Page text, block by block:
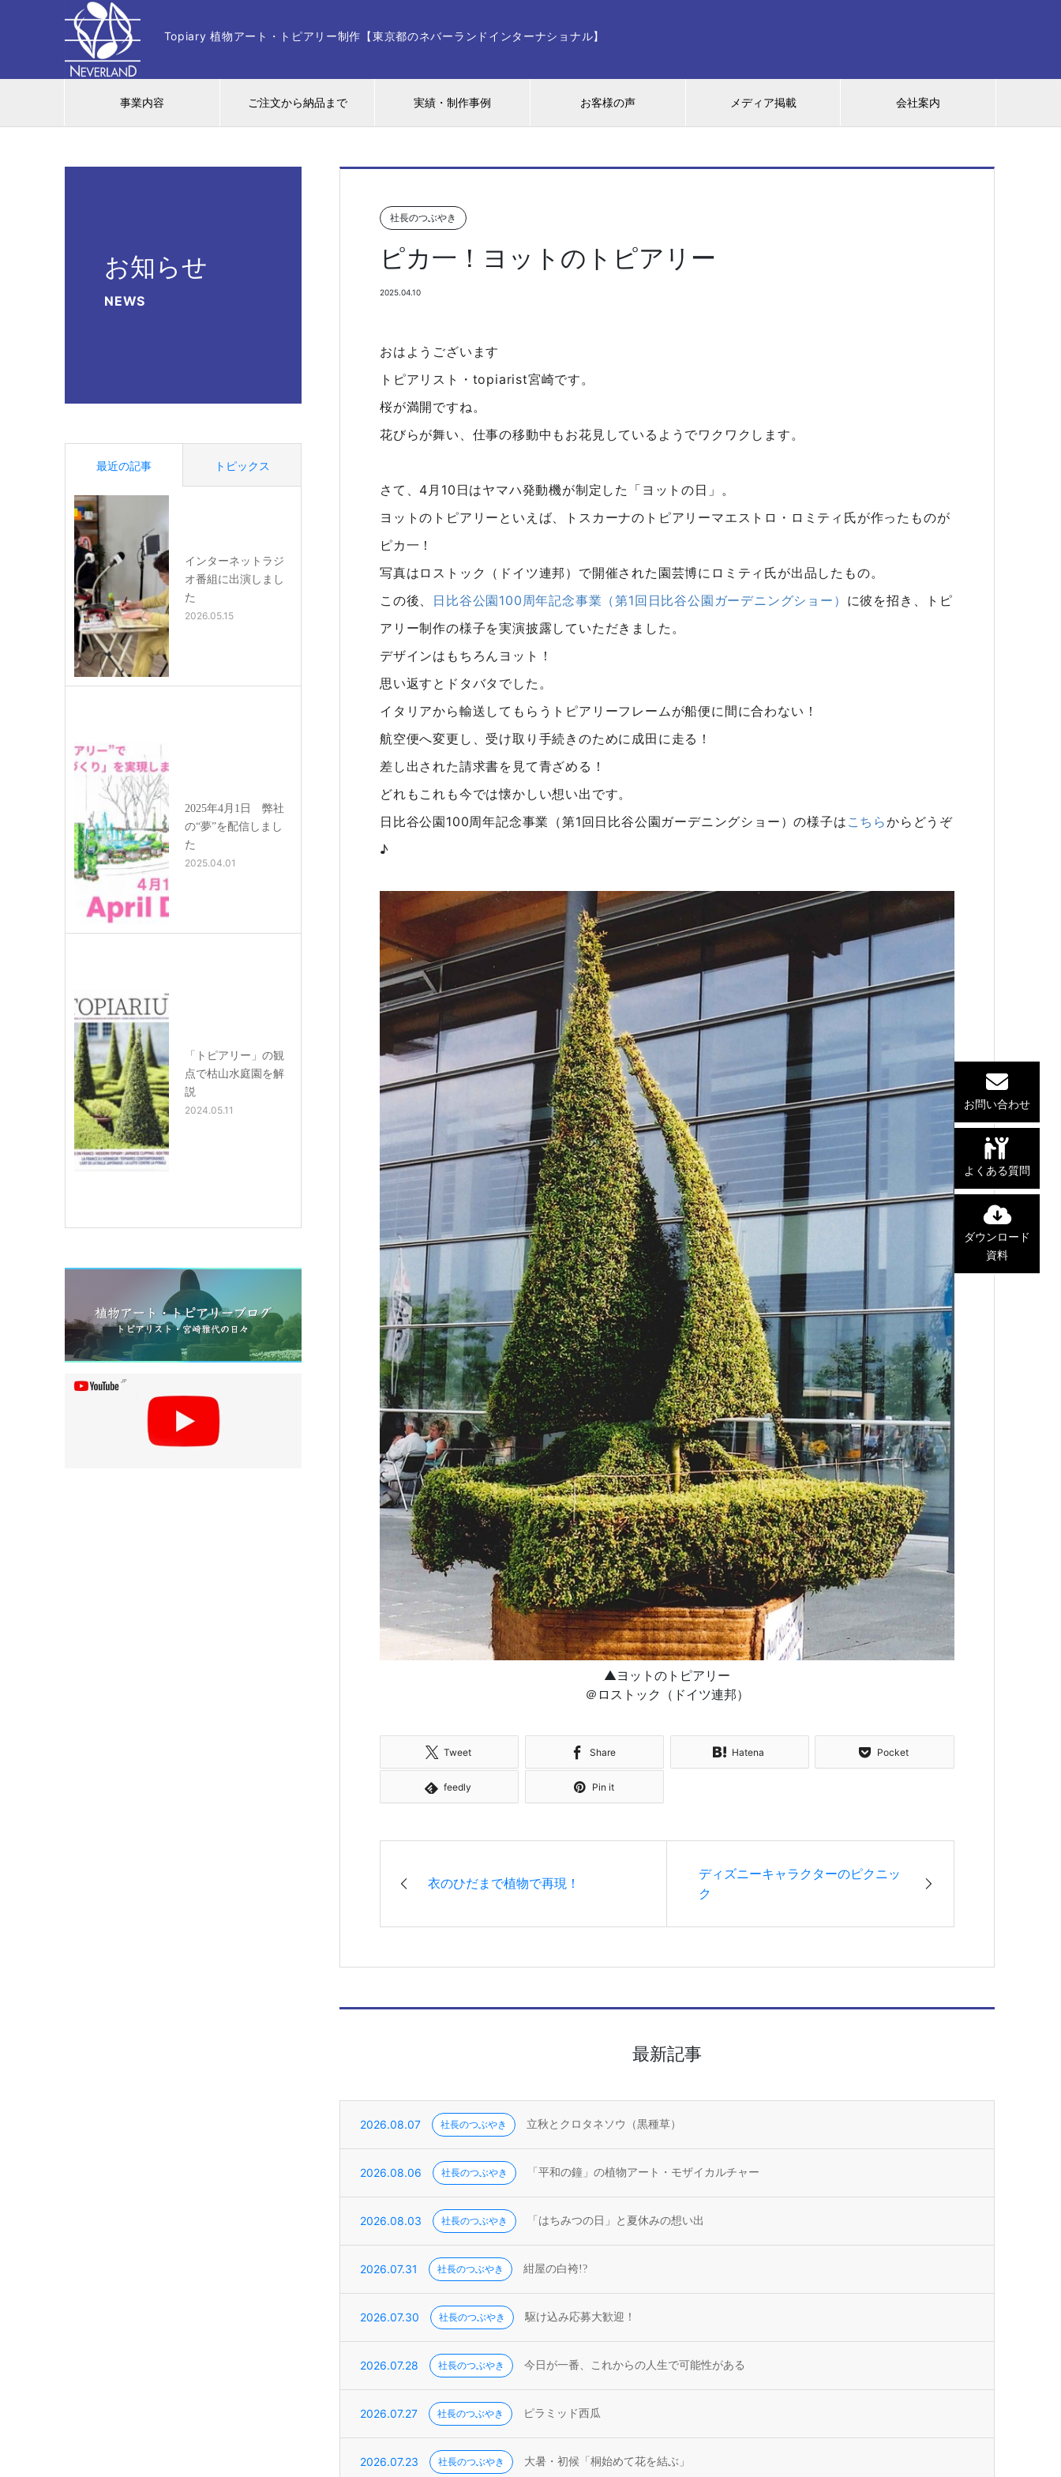
Topiary 植物アート・トピアリー制作【東京都のネバーランドインターナショナル】
事業内容 ご注文から納品まで 実績・制作事例 お客様の声 メディア掲載 会社案内
お知らせ
NEWS
社長のつぶやき
ピカ一！ヨットのトピアリー
2025.04.10
おはようございます
トピアリスト・topiarist宮崎です。
桜が満開ですね。
花びらが舞い、仕事の移動中もお花見しているようでワクワクします。
さて、4月10日はヤマハ発動機が制定した「ヨットの日」。
ヨットのトピアリーといえば、トスカーナのトピアリーマエストロ・ロミティ氏が作ったものが
ピカ一！
写真はロストック（ドイツ連邦）で開催された園芸博にロミティ氏が出品したもの。
この後、 日比谷公園100周年記念事業（第1回日比谷公園ガーデニングショー） に彼を招き、トピ
アリー制作の様子を実演披露していただきました。
デザインはもちろんヨット！
思い返すとドタバタでした。
イタリアから輸送してもらうトピアリーフレームが船便に間に合わない！
航空便へ変更し、受け取り手続きのために成田に走る！
差し出された請求書を見て青ざめる！
どれもこれも今では懐かしい想い出です。
日比谷公園100周年記念事業（第1回日比谷公園ガーデニングショー）の様子は こちらからどうぞ
♪
▲ヨットのトピアリー
＠ロストック（ドイツ連邦）
Tweet Share Hatena Pocket
feedly Pin it
衣のひだまで植物で再現！
ディズニーキャラクターのピクニッ
ク
最新記事
2026.08.07 社長のつぶやき 立秋とクロタネソウ（黒種草）
2026.08.06 社長のつぶやき 「平和の鐘」の植物アート・モザイカルチャー
2026.08.03 社長のつぶやき 「はちみつの日」と夏休みの想い出
2026.07.31 社長のつぶやき 紺屋の白袴!?
2026.07.30 社長のつぶやき 駆け込み応募大歓迎！
2026.07.28 社長のつぶやき 今日が一番、これからの人生で可能性がある
2026.07.27 社長のつぶやき ピラミッド西瓜
2026.07.23 社長のつぶやき 大暑・初候「桐始めて花を結ぶ」
最近の記事 トピックス
インターネットラジ
オ番組に出演しまし
た
2026.05.15
2025年4月1日 弊社
の“夢”を配信しまし
た
2025.04.01
「トピアリー」の観
点で枯山水庭園を解
説
2024.05.11
お問い合わせ
よくある質問
ダウンロード
資料